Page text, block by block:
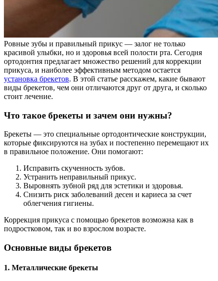
Ровные зубы и правильный прикус — залог не только
красивой улыбки, но и здоровья всей полости рта. Сегодня
ортодонтия предлагает множество решений для коррекции
прикуса, и наиболее эффективным методом остается
установка брекетов. В этой статье расскажем, какие бывают
виды брекетов, чем они отличаются друг от друга, и сколько
стоит лечение.
Что такое брекеты и зачем они нужны?
Брекеты — это специальные ортодонтические конструкции,
которые фиксируются на зубах и постепенно перемещают их
в правильное положение. Они помогают:
Исправить скученность зубов.
Устранить неправильный прикус.
Выровнять зубной ряд для эстетики и здоровья.
Снизить риск заболеваний десен и кариеса за счет
облегчения гигиены.
Коррекция прикуса с помощью брекетов возможна как в
подростковом, так и во взрослом возрасте.
Основные виды брекетов
1. Металлические брекеты